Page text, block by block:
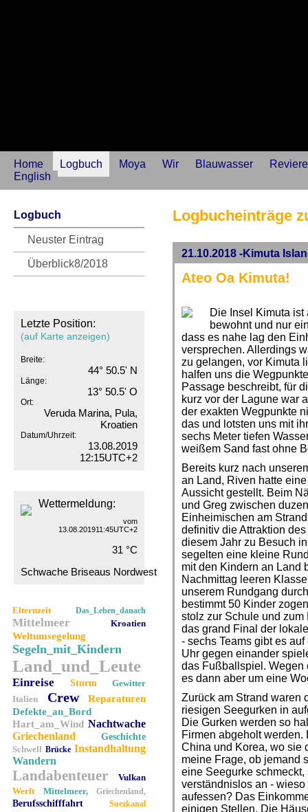
Home Logbuch Moya Wir Blauwasser
Reviere
English
Logbuch
Neuster Eintrag
Überblick8/2018
Letzte Position:
(auf Karte anzeigen)
Breite:
44° 50.5' N
Länge:
13° 50.5' O
Ort:
Veruda Marina, Pula,
Kroatien
Datum/Uhrzeit:
13.08.2019
12:15UTC+2
Wettermeldung:
vom
13.08.201911:45UTC+2
31 °C
Schwache Briseaus Nordwest
Elternzeit Das_Leben_danach
Mittelmeer Kroatien
Weltumsegelung
Segeln_mit_Kindern
Land_und_Leute
Einreise Sturm
Gewitter
Italien
Crew
Reparaturen
Defekte_an_Bord
Hart_am_Wind Nachtwache
Griechenland
Geschichte
Schwell Brücke Instandhaltung
Wandern
Landabenteuer
Vulkan
Werft
Mittelmeer, Griechenland,
Berufsschifffahrt Suezkanal
Logbucheinträge
21.10.2018 -Kimuta
Ateo Oa Kimuta!
Die Insel Kimuta
bewohnt und nur
dass es nahe lag den
versprechen. Allerdings
zu gelangen, vor Kimuta
halfen uns die
Passage beschreibt, für
kurz vor der Lagune war
der exakten Wegpunkte
das und lotsten uns mit
sechs Meter tiefen
weißem Sand fast ohne
Bereits kurz nach
an Land, Riven hatte
Aussicht gestellt. Beim
und Greg zwischen
Einheimischen am
definitiv die Attraktion
diesem Jahr zu Besuch
segelten eine kleine
mit den Kindern an Land
Nachmittag leeren
unserem Rundgang
bestimmt 50 Kinder
stolz zur Schule und
das grand Final der
- sechs Teams gibt es
Uhr gegen einander
das Fußballspiel. Wegen
es dann aber um eine
Zurück am Strand waren
riesigen Seegurken in
Die Gurken werden so
Firmen abgeholt
China und Korea, wo sie
meine Frage, ob jemand
eine Seegurke
verständnislos an -
aufessen? Das
einigen Stellen. Die